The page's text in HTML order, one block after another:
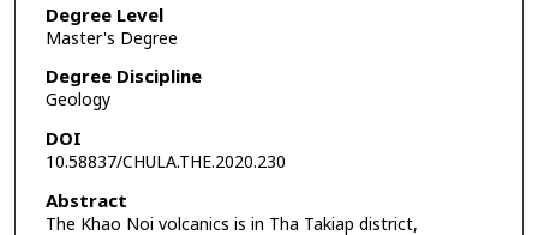
Degree Level
Master's Degree
Degree Discipline
Geology
DOI
10.58837/CHULA.THE.2020.230
Abstract
The Khao Noi volcanics is in Tha Takiap district,